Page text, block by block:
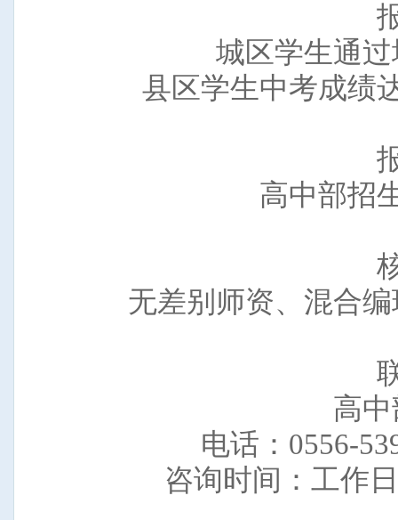
城区学生通
县区学生中考成绩
高中部招
无差别师资、混合
高
电话：0556-
咨询时间：工作